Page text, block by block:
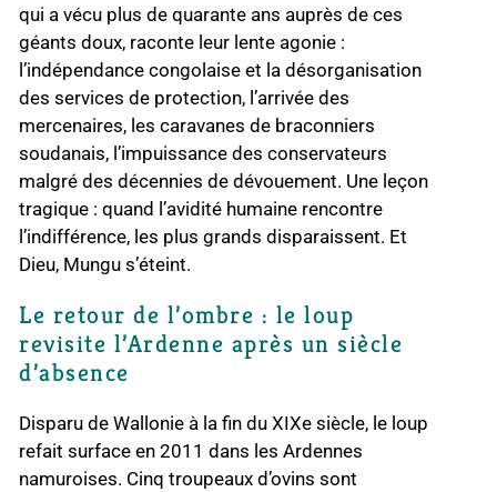
qui a vécu plus de quarante ans auprès de ces
géants doux, raconte leur lente agonie :
l’indépendance congolaise et la désorganisation
des services de protection, l’arrivée des
mercenaires, les caravanes de braconniers
soudanais, l’impuissance des conservateurs
malgré des décennies de dévouement. Une leçon
tragique : quand l’avidité humaine rencontre
l’indifférence, les plus grands disparaissent. Et
Dieu, Mungu s’éteint.
Le retour de l’ombre : le loup
revisite l’Ardenne après un siècle
d’absence
Disparu de Wallonie à la fin du XIXe siècle, le loup
refait surface en 2011 dans les Ardennes
namuroises. Cinq troupeaux d’ovins sont